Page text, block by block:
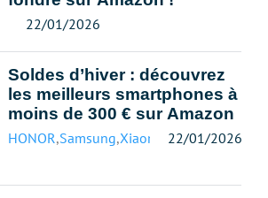
22/01/2026
Soldes d’hiver : découvrez
les meilleurs smartphones à
moins de 300 € sur Amazon
HONOR,Samsung,Xiaomi 22/01/2026